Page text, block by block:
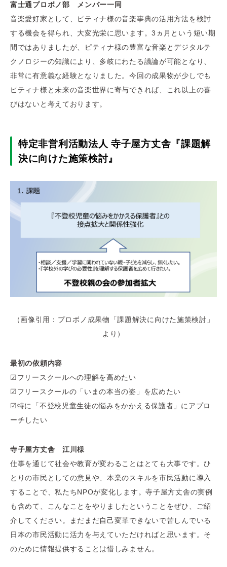
富士通プロボノ部 メンバー一同
音楽愛好家として、ピティナ様の音楽事典の活用方法を検討
する機会を得られ、大変光栄に思います。3ヵ月という短い期
間ではありましたが、ピティナ様の豊富な音楽とデジタルテ
クノロジーの知識により、多岐にわたる議論が可能となり、
非常に有意義な経験となりました。今回の成果物が少しでも
ピティナ様と未来の音楽世界に寄与できれば、これ以上の喜
びはないと考えております。
特定非営利活動法人 寺子屋方丈舎『課題解
決に向けた施策検討』
（画像引用：プロボノ成果物「課題解決に向けた施策検討」
より）
最初の依頼内容
☑フリースクールへの理解を高めたい
☑フリースクールの「いまの本当の姿」を広めたい
☑特に「不登校児童生徒の悩みをかかえる保護者」にアプロ
ーチしたい
寺子屋方丈舎 江川様
仕事を通じて社会や教育が変わることはとても大事です。ひ
とりの市民としての意見や、本業のスキルを市民活動に導入
することで、私たちNPOが変化します。寺子屋方丈舎の実例
も含めて、こんなことをやりましたということをぜひ、ご紹
介してください。まだまだ自己変革できないで苦しんでいる
日本の市民活動に活力を与えていただければと思います。そ
のために情報提供することは惜しみません。